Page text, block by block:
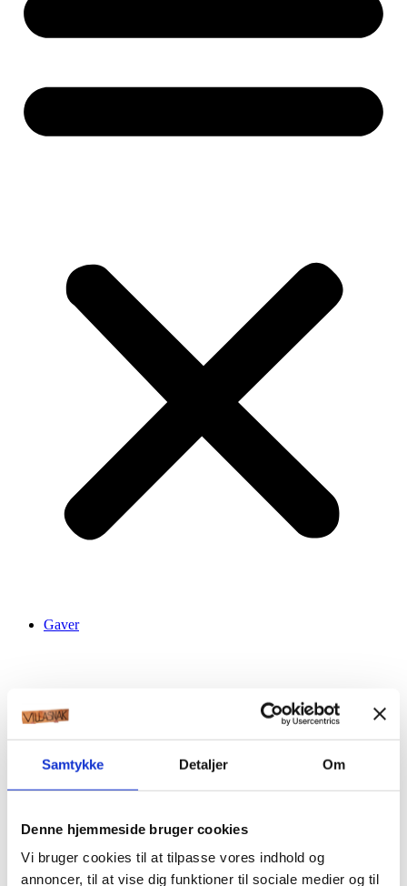
Samtykke Detaljer Om
Denne hjemmeside bruger cookies
Vi bruger cookies til at tilpasse vores indhold og
annoncer, til at vise dig funktioner til sociale medier og til
Gaver